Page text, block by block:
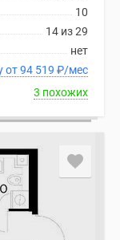
10
14 из 29
нет
В ипотеку от 94 519 ₽/мес
3 похожих